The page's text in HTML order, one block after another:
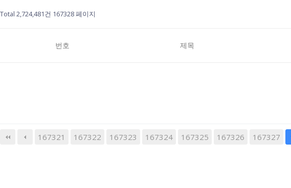
Total 2,724,481건 167328 페이지
번호 제목
167321 167322 167323 167324 167325 167326 167327
다음 맨끝